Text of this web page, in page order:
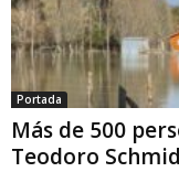
Portada
Más de 500
Teodoro